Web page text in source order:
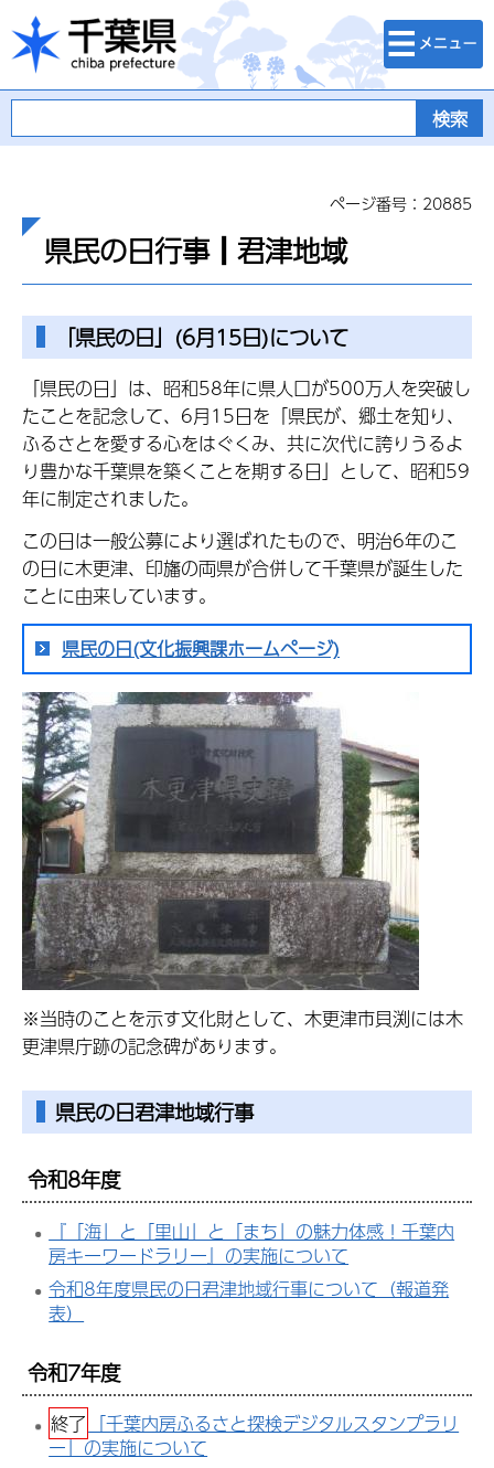
千葉県
検索・メニュ
ー
ページ番号：20885
県民の日行事┃君津地域
「県民の日」(6月15日)について
「県民の日」は、昭和58年に県人口が500万人を突破し
たことを記念して、6月15日を「県民が、郷土を知り、
ふるさとを愛する心をはぐくみ、共に次代に誇りうるよ
り豊かな千葉県を築くことを期する日」として、昭和59
年に制定されました。
この日は一般公募により選ばれたもので、明治6年のこ
の日に木更津、印旛の両県が合併して千葉県が誕生した
ことに由来しています。
県民の日(文化振興課ホームページ)
※当時のことを示す文化財として、木更津市貝渕には木
更津県庁跡の記念碑があります。
県民の日君津地域行事
令和8年度
『「海」と「里山」と「まち」の魅力体感！千葉内
房キーワードラリー』の実施について
令和8年度県民の日君津地域行事について（報道発
表）
令和7年度
終了 「千葉内房ふるさと探検デジタルスタンプラリ
ー」の実施について